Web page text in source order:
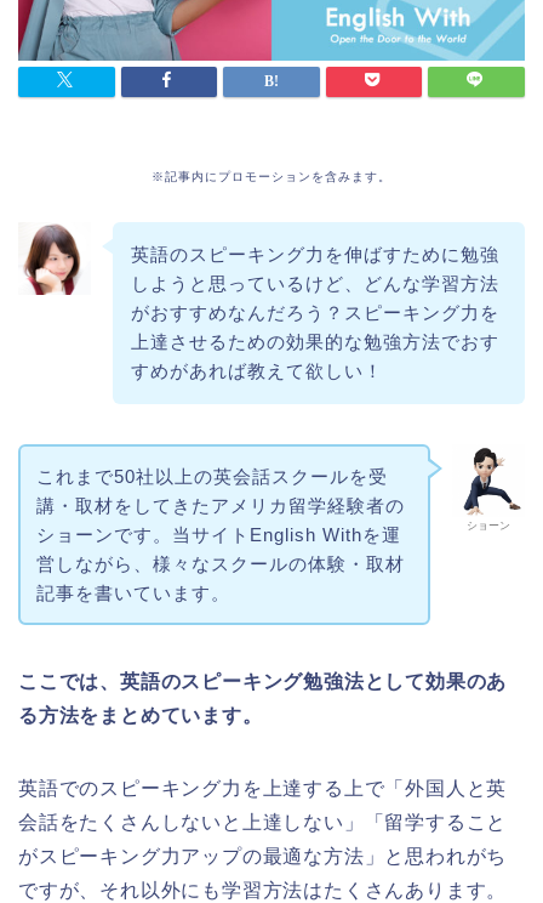
※記事内にプロモーションを含みます。
英語のスピーキング力を伸ばすために勉強
しようと思っているけど、どんな学習方法
がおすすめなんだろう？スピーキング力を
上達させるための効果的な勉強方法でおす
すめがあれば教えて欲しい！
ショーン
これまで50社以上の英会話スクールを受
講・取材をしてきたアメリカ留学経験者の
ショーンです。当サイトEnglish Withを運
営しながら、様々なスクールの体験・取材
記事を書いています。
ここでは、英語のスピーキング勉強法として効果のあ
る方法をまとめています。
英語でのスピーキング力を上達する上で「外国人と英
会話をたくさんしないと上達しない」「留学すること
がスピーキング力アップの最適な方法」と思われがち
ですが、それ以外にも学習方法はたくさんあります。